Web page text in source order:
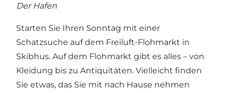
Der Hafen
Starten Sie Ihren Sonntag mit einer
Schatzsuche auf dem Freiluft-Flohmarkt in
Skibhus. Auf dem Flohmarkt gibt es alles – von
Kleidung bis zu Antiquitäten. Vielleicht finden
Sie etwas, das Sie mit nach Hause nehmen